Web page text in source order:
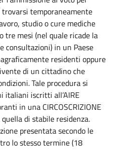
trovarsi temporaneamente
studio o cure mediche
tre mesi (nel quale ricade la
consultazioni) in un Paese
residenti oppure
di un cittadino che
Tale procedura si
italiani iscritti all’AIRE
in una CIRCOSCRIZIONE
quella di stabile residenza.
presentata secondo le
lo stesso termine (18